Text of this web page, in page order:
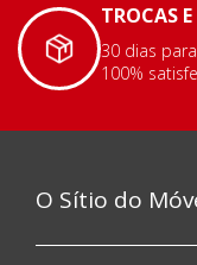
TROCAS
30 dias
100%
O Sítio do